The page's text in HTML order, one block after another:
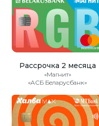
Рассрочка 2 месяца
«Магнит»
«АСБ Беларусбанк»